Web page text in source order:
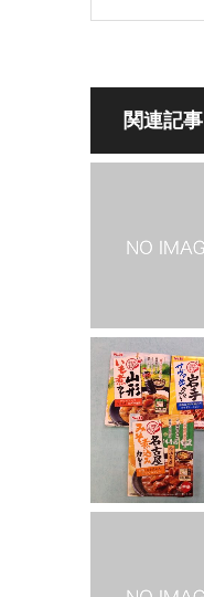
関連記事